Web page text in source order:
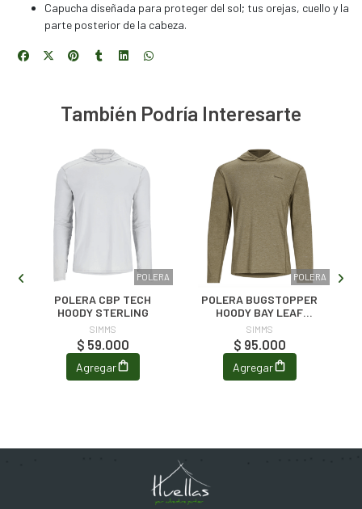
Capucha diseñada para proteger del sol; tus orejas, cuello y la
parte posterior de la cabeza.
También Podría Interesarte
POLERA
POLERA CBP TECH
HOODY STERLING
SIMMS
$ 59.000
Agregar
POLERA
POLERA BUGSTOPPER
HOODY BAY LEAF
HEATHER
SIMMS
$ 95.000
Agregar